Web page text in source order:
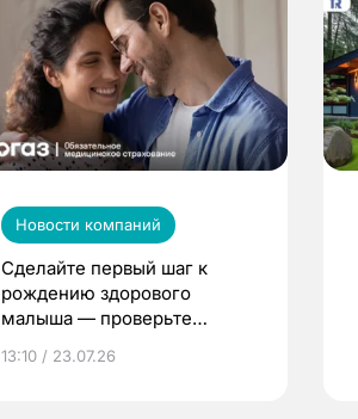
Новости компаний
Сделайте первый шаг к
рождению здорового
малыша — проверьте
по ОМС!
13:10 / 23.07.26